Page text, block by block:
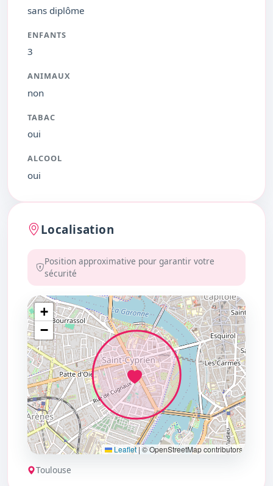
sans diplôme
ENFANTS
3
ANIMAUX
non
TABAC
oui
ALCOOL
oui
Localisation
Position approximative pour garantir votre
sécurité
+
−
Leaflet|© OpenStreetMap contributors
Toulouse